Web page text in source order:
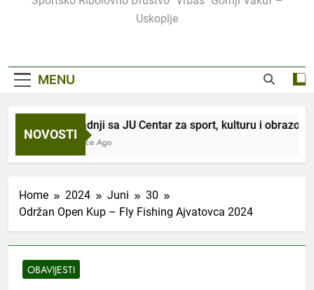
Uskoplje
MENU
NOVOSTI
U saradnji sa JU Centar za sport, kulturu i
3 Sedmice Ago
Home 2024 Juni
30
Održan Open Kup – Fly Fishing Ajvatovca 2024
OBAVIJESTI